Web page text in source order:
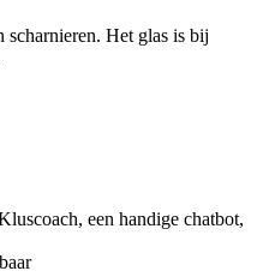
scharnieren. Het glas is bij
een handige chatbot,